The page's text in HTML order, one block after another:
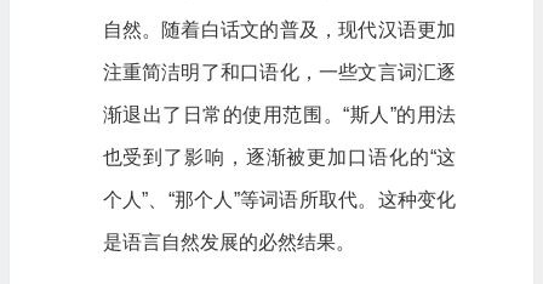
自然。随着白话文的普及，现代汉语更加
注重简洁明了和口语化，一些文言词汇逐
渐退出了日常的使用范围。“斯人”的用法
也受到了影响，逐渐被更加口语化的“这
个人”、“那个人”等词语所取代。这种变化
是语言自然发展的必然结果。